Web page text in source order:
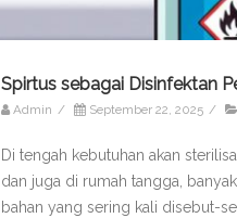
Spirtus sebagai Disinfektan
Admin / September 22, 2025 /
Di tengah kebutuhan akan
dan juga di rumah tangga,
bahan yang sering kali disebut-